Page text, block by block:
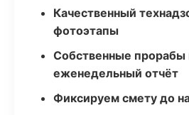
Качественный
фотоэтапы
Собственные прорабы
еженедельный отчёт
Фиксируем смету до